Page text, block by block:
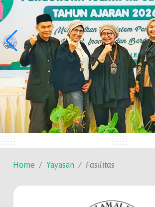
Home Yayasan Fasilitas